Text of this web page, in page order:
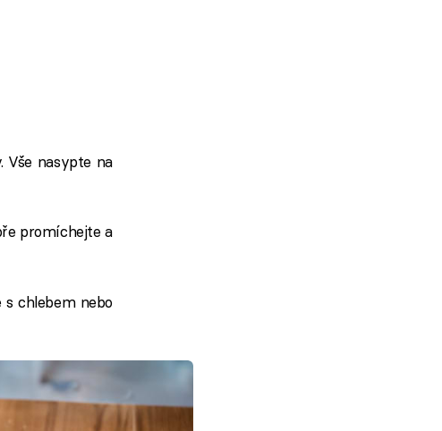
Vše nasypte na
promíchejte a
chlebem nebo